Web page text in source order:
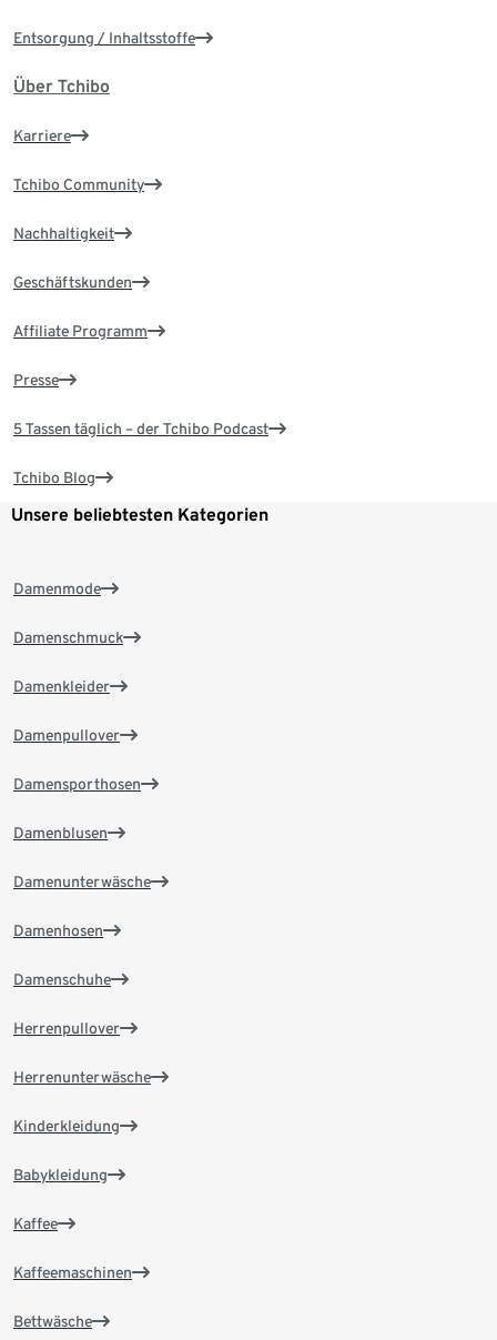
Entsorgung / Inhaltsstoffe
Über Tchibo
Karriere
Tchibo Community
Nachhaltigkeit
Geschäftskunden
Affiliate Programm
Presse
5 Tassen täglich – der Tchibo Podcast
Tchibo Blog
Unsere beliebtesten Kategorien
Damenmode
Damenschmuck
Damenkleider
Damenpullover
Damensporthosen
Damenblusen
Damenunterwäsche
Damenhosen
Damenschuhe
Herrenpullover
Herrenunterwäsche
Kinderkleidung
Babykleidung
Kaffee
Kaffeemaschinen
Bettwäsche